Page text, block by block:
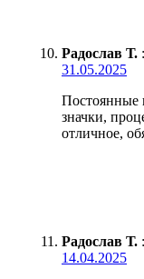
Радослав Т. :
31.05.2025
Постоянные
значки,
отличное,
Радослав Т. :
14.04.2025